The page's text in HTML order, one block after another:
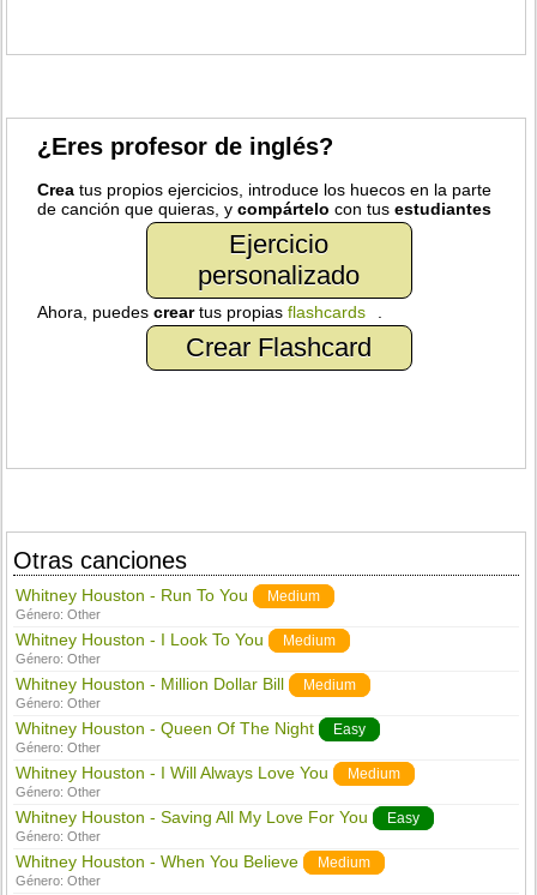
¿Eres profesor de inglés?
Crea tus propios ejercicios, introduce los huecos en la parte
de canción que quieras, ycompártelo con tusestudiantes
Ejercicio
personalizado
Ahora, puedescreartus propiasflashcards .
Crear Flashcard
Otras canciones
Whitney Houston - Run To You Medium
Género:Other
Whitney Houston - I Look To You Medium
Género:Other
Whitney Houston - Million Dollar Bill Medium
Género:Other
Whitney Houston - Queen Of The Night Easy
Género:Other
Whitney Houston - I Will Always Love You Medium
Género:Other
Whitney Houston - Saving All My Love For You Easy
Género:Other
Whitney Houston - When You Believe Medium
Género:Other